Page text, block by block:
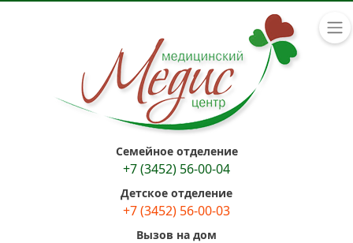
Семейное отделение
+7 (3452) 56-00-04
Детское отделение
+7 (3452) 56-00-03
Вызов на дом